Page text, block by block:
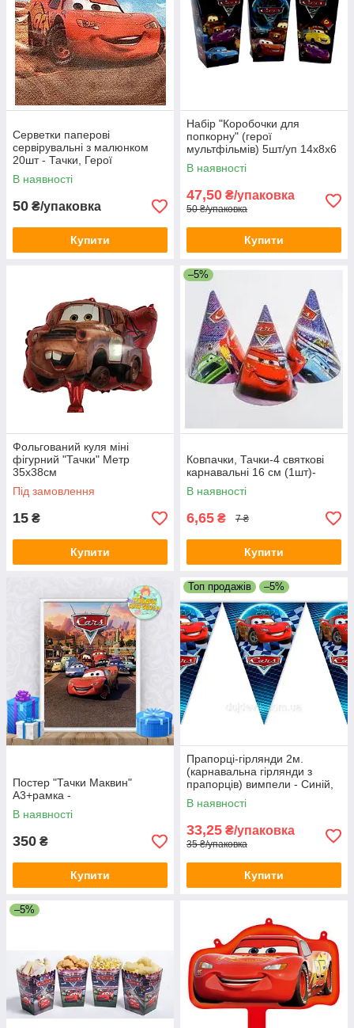
Серветки паперові
сервірувальні з малюнком
20шт - Тачки, Герої
мультфільмів
В наявності
50 ₴/упаковка
Купити
Набір "Коробочки для
попкорну" (герої
мультфільмів) 5шт/уп 14х8х6
- ТАЧКИ
В наявності
47,50 ₴/упаковка
50 ₴/упаковка
Купити
Фольгований куля міні
фігурний "Тачки" Метр
35х38см
Під замовлення
15 ₴
Купити
–5%
Ковпачки, Тачки-4 святкові
карнавальні 16 см (1шт)-
В наявності
6,65 ₴ 7 ₴
Купити
Постер "Тачки Маквин"
А3+рамка -
В наявності
350 ₴
Купити
Топ продажів –5%
Прапорці-гірлянди 2м.
(карнавальна гірлянди з
прапорців) вимпели - Синій,
Тачки
В наявності
33,25 ₴/упаковка
35 ₴/упаковка
Купити
–5%